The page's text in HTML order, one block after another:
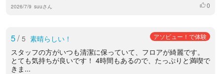
2026/7/9 suuさん いいね
0
5/ 5 素晴らしい！ アソビュー！で体験
スタッフの方がいつも清潔に保っていて、フロアが綺麗です。
とても気持ちが良いです！ 4時間もあるので、たっぷりと満喫で
きま...